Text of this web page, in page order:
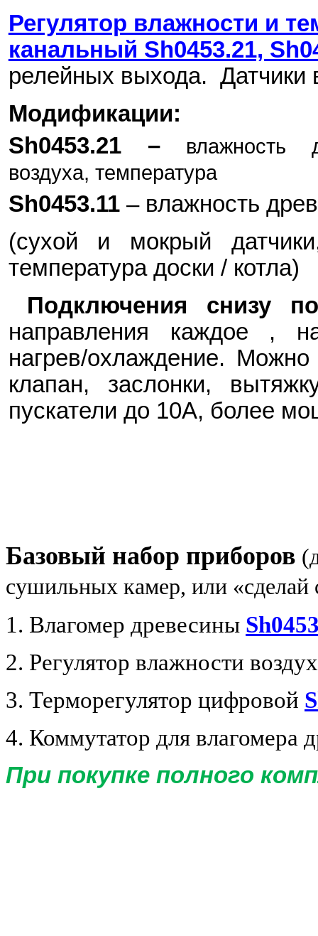
Регулятор влажности и
канальный Sh0453.21,
релейных выхода. Датчики
Модификации:
Sh0453.21 – влажность
воздуха, температура
Sh0453.11 – влажность
(сухой и мокрый
температура доски / котла)
Подключения снизу
направления каждое ,
нагрев/охлаждение.
клапан, заслонки,
пускатели до 10А, более
Базовый набор приборов
сушильных камер, или «сделай
1. Влагомер древесины
2. Регулятор влажности
3. Терморегулятор цифровой
4. Коммутатор для влагомера
При покупке полного